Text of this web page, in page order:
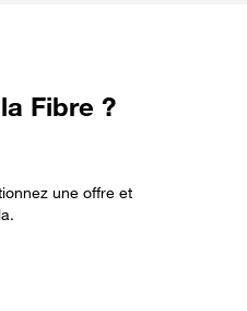
Fibre ?
une offre et